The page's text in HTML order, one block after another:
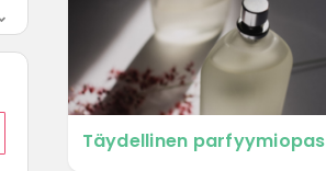
Täydellinen parfyymiopas